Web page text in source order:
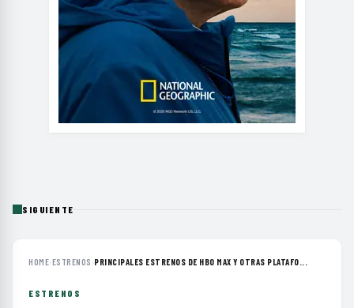
SIGUIENTE
HOME›ESTRENOS ›PRINCIPALES ESTRENOS DE HBO MAX Y OTRAS PLATAFO...
ESTRENOS